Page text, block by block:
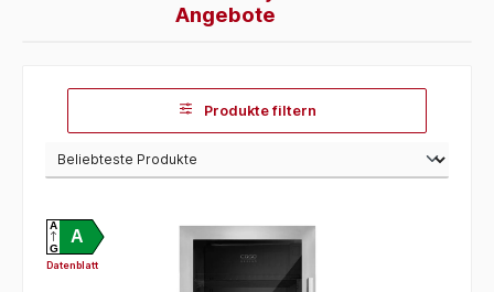
Angebote
Produkte filtern
A
A
G
Datenblatt